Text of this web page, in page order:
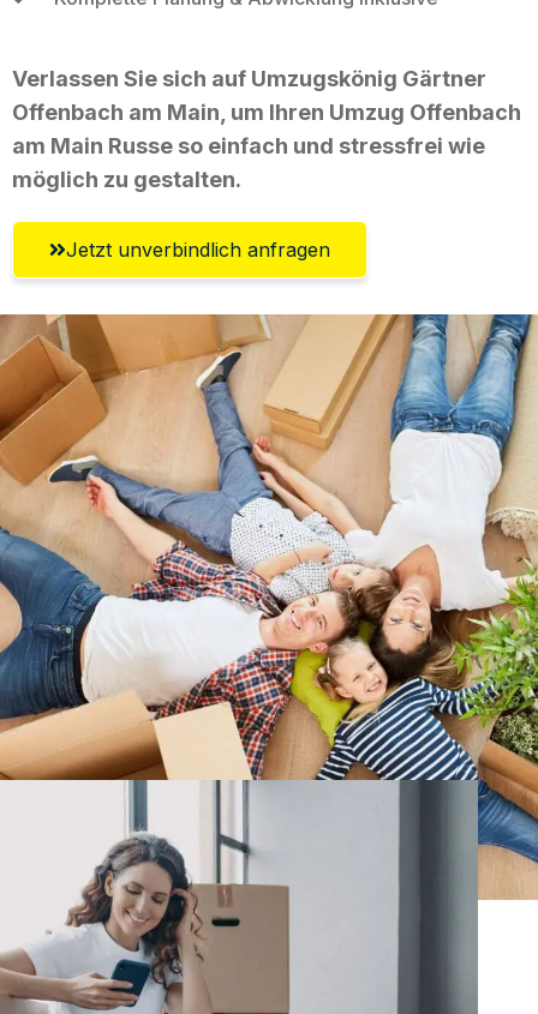
Verlassen Sie sich auf Umzugskönig Gärtner
Offenbach am Main, um Ihren Umzug Offenbach
am Main Russe so einfach und stressfrei wie
möglich zu gestalten.
Jetzt unverbindlich anfragen